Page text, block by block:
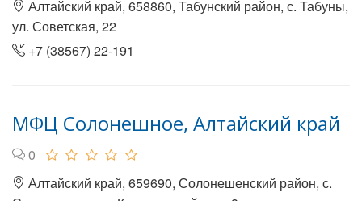
Алтайский край, 658860, Табунский район, с. Табуны,
ул. Советская, 22
+7 (38567) 22-191
МФЦ Солонешное, Алтайский край
0
Алтайский край, 659690, Солонешенский район, с.